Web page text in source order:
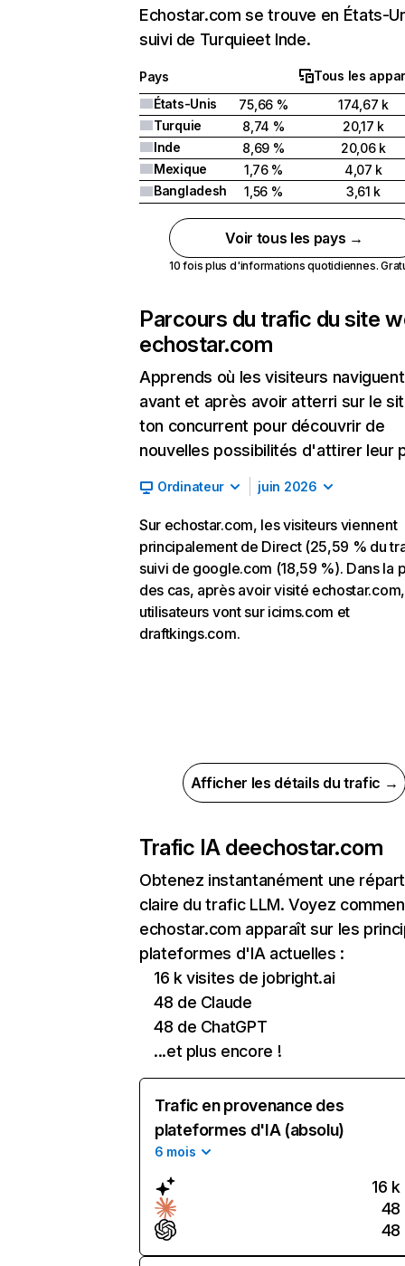
Echostar.com se trouve en États-
suivi de Turquieet Inde.
Pays
Tous les
États-Unis
75,66 %
174,67 k
Turquie
8,74 %
20,17 k
Inde
8,69 %
20,06 k
Mexique
1,76 %
4,07 k
Bangladesh
1,56 % 3,61 k
Voir tous les pays →
10 fois plus d'informations quotidiennes.
Parcours du trafic du site
echostar.com
Apprends où les visiteurs naviguent
avant et après avoir atterri sur le
ton concurrent pour découvrir de
nouvelles possibilités d'attirer leur
Ordinateur juin 2026
Sur echostar.com, les visiteurs viennent
principalement de Direct (25,59 % du
suivi de google.com (18,59 %). Dans la
des cas, après avoir visité
utilisateurs vont sur icims.com et
draftkings.com.
Afficher les détails du trafic →
Trafic IA deechostar.com
Obtenez instantanément une
claire du trafic LLM. Voyez
echostar.com apparaît sur les
plateformes d'IA actuelles :
16 k visites de jobright.ai
48 de Claude
48 de ChatGPT
...et plus encore !
Trafic en provenance des
plateformes d'IA (absolu)
6 mois
16 k
48
48